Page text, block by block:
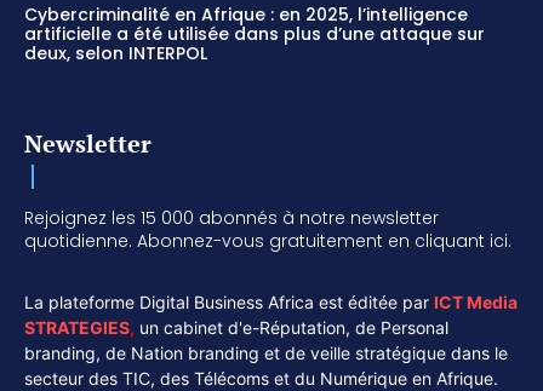
Cybercriminalité en Afrique : en 2025, l’intelligence
artificielle a été utilisée dans plus d’une attaque sur
deux, selon INTERPOL
Newsletter
Rejoignez les 15 000 abonnés à notre newsletter
quotidienne. Abonnez-vous gratuitement en cliquant ici.
La plateforme Digital Business Africa est éditée par ICT Media
STRATEGIES, un cabinet d'e-Réputation, de Personal
branding, de Nation branding et de veille stratégique dans le
secteur des TIC, des Télécoms et du Numérique en Afrique.